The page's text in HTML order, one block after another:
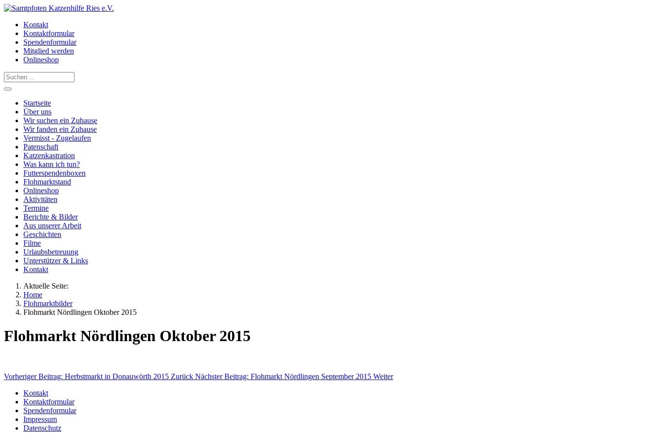
Kontakt
Kontaktformular
Spendenformular
Mitglied werden
Onlineshop
Startseite
Über uns
Wir suchen ein Zuhause
Wir fanden ein Zuhause
Vermisst - Zugelaufen
Patenschaft
Katzenkastration
Was kann ich tun?
Futterspendenboxen
Flohmarktstand
Onlineshop
Aktivitäten
Termine
Berichte & Bilder
Aus unserer Arbeit
Geschichten
Filme
Urlaubsbetreuung
Unterstützer & Links
Kontakt
Aktuelle Seite:
Home
Flohmarktbilder
Flohmarkt Nördlingen Oktober 2015
Flohmarkt Nördlingen Oktober 2015
Vorheriger Beitrag: Herbstmarkt in Donauwörth 2015 Zurück Nächster Beitrag: Flohmarkt Nördlingen September 2015 Weiter
Kontakt
Kontaktformular
Spendenformular
Impressum
Datenschutz